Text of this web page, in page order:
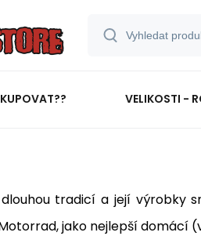
VELIKOSTI -
tradicí a její výrobky
jako nejlepší domácí